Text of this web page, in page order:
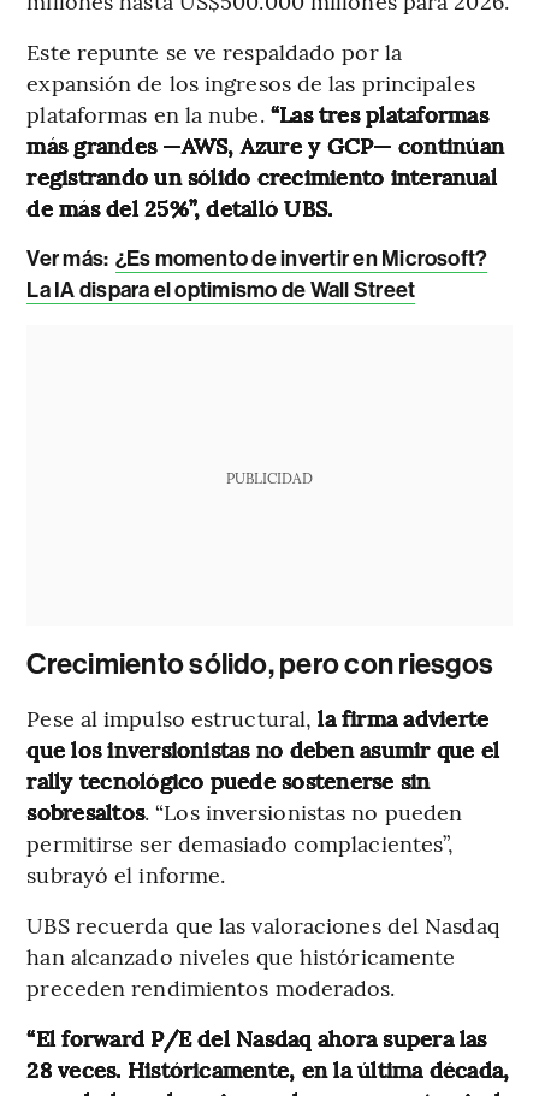
Este repunte se ve respaldado por la
expansión de los ingresos de las principales
plataformas en la nube. “Las tres plataformas
más grandes —AWS, Azure y GCP— continúan
registrando un sólido crecimiento interanual
de más del 25%”, detalló UBS.
Ver más: ¿Es momento de invertir en Microsoft?
La IA dispara el optimismo de Wall Street
PUBLICIDAD
Crecimiento sólido, pero con riesgos
Pese al impulso estructural,la firma advierte
que los inversionistas no deben asumir que el
rally tecnológico puede sostenerse sin
sobresaltos. “Los inversionistas no pueden
permitirse ser demasiado complacientes”,
subrayó el informe.
UBS recuerda que las valoraciones del Nasdaq
han alcanzado niveles que históricamente
preceden rendimientos moderados.
“El forward P/E del Nasdaq ahora supera las
28 veces. Históricamente, en la última década,